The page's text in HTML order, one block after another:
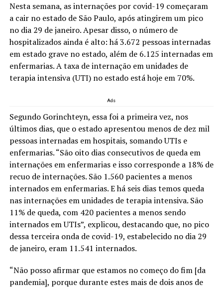
Nesta semana, as internações por covid-19 começaram
a cair no estado de São Paulo, após atingirem um pico
no dia 29 de janeiro. Apesar disso, o número de
hospitalizados ainda é alto: há 3.672 pessoas internadas
em estado grave no estado, além de 6.125 internadas em
enfermarias. A taxa de internação em unidades de
terapia intensiva (UTI) no estado está hoje em 70%.
Ads
Segundo Gorinchteyn, essa foi a primeira vez, nos
últimos dias, que o estado apresentou menos de dez mil
pessoas internadas em hospitais, somando UTIs e
enfermarias. “São oito dias consecutivos de queda em
internações em enfermarias e isso corresponde a 18% de
recuo de internações. São 1.560 pacientes a menos
internados em enfermarias. E há seis dias temos queda
nas internações em unidades de terapia intensiva. São
11% de queda, com 420 pacientes a menos sendo
internados em UTIs”, explicou, destacando que, no pico
dessa terceira onda de covid-19, estabelecido no dia 29
de janeiro, eram 11.541 internados.
“Não posso afirmar que estamos no começo do fim [da
pandemia], porque durante estes mais de dois anos de